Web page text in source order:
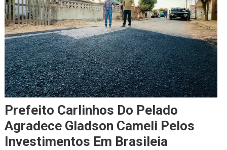
Prefeito Carlinhos Do Pelado
Agradece Gladson Cameli Pelos
Investimentos Em Brasileia